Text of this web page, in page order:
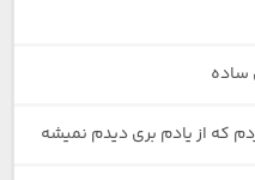
ساده
که از یادم بری دیدم نمیشه